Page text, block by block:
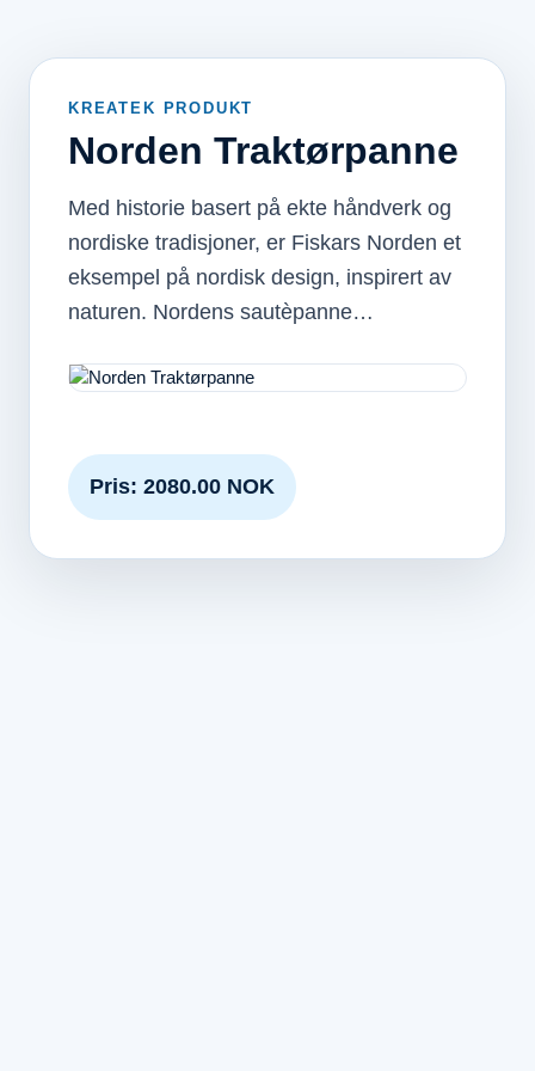
KREATEK PRODUKT
Norden Traktørpanne
Med historie basert på ekte håndverk og
nordiske tradisjoner, er Fiskars Norden et
eksempel på nordisk design, inspirert av
naturen. Nordens sautèpanne…
Pris: 2080.00 NOK